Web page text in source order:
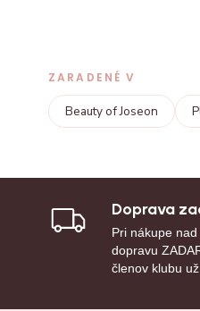
ZARADENÉ V
Beauty of Joseon
Doprava
Pri nákupe
dopravu
členov klubu